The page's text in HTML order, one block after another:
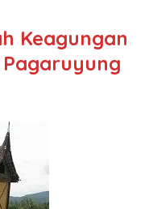
Keagungan